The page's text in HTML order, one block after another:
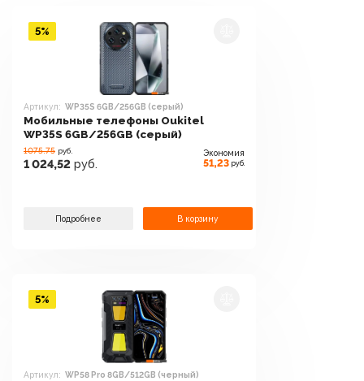
Артикул: WP35S 6GB/256GB (серый)
Мобильные телефоны Oukitel
WP35S 6GB/256GB (серый)
1075.75 руб.
1 024,52 руб.
Экономия
51,23 руб.
Подробнее В корзину
5%
Артикул: WP58 Pro 8GB/512GB (черный)
5%